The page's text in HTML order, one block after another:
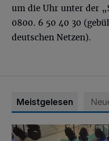
um die Uhr unter der
0800. 6 50 40 30
deutschen Netzen).
Meistgelesen
Viele Bilder: Toller Auftakt